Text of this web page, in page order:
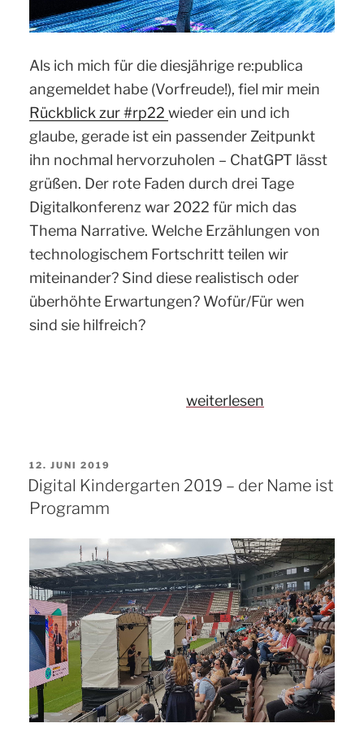
Als ich mich für die diesjährige re:publica
angemeldet habe (Vorfreude!), fiel mir mein
Rückblick zur #rp22 wieder ein und ich
glaube, gerade ist ein passender Zeitpunkt
ihn nochmal hervorzuholen – ChatGPT lässt
grüßen. Der rote Faden durch drei Tage
Digitalkonferenz war 2022 für mich das
Thema Narrative. Welche Erzählungen von
technologischem Fortschritt teilen wir
miteinander? Sind diese realistisch oder
überhöhte Erwartungen? Wofür/Für wen
sind sie hilfreich?
„ChatGPT:
und
Narrativen.“
weiterlesen
VERÖFFENTLICHT
AM
12. JUNI 2019
Digital Kindergarten 2019 – der Name ist
Programm